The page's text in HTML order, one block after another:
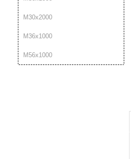
М30х2000
М36х1000
М56х1000